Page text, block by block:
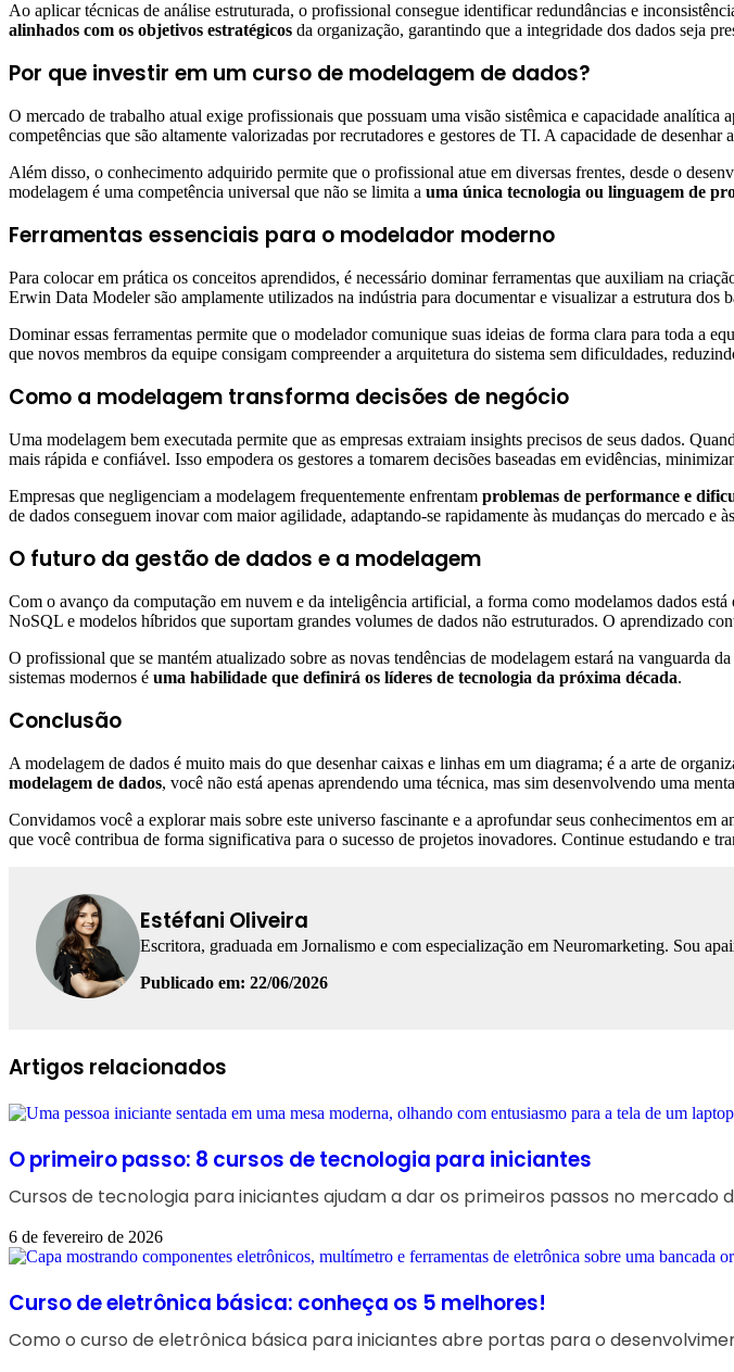
Ao aplicar técnicas de análise estruturada, o profissional consegue identificar redundâncias e
alinhados com os objetivos estratégicos da organização, garantindo que a integridade dos dados seja
Por que investir em um curso de modelagem de dados?
O mercado de trabalho atual exige profissionais que possuam uma visão sistêmica e capacidade analítica
competências que são altamente valorizadas por recrutadores e gestores de TI. A capacidade de
Além disso, o conhecimento adquirido permite que o profissional atue em diversas frentes, desde o
modelagem é uma competência universal que não se limita a uma única tecnologia ou linguagem de
Ferramentas essenciais para o modelador moderno
Para colocar em prática os conceitos aprendidos, é necessário dominar ferramentas que auxiliam na
Erwin Data Modeler são amplamente utilizados na indústria para documentar e visualizar a estrutura dos
Dominar essas ferramentas permite que o modelador comunique suas ideias de forma clara para toda a
que novos membros da equipe consigam compreender a arquitetura do sistema sem dificuldades,
Como a modelagem transforma decisões de negócio
Uma modelagem bem executada permite que as empresas extraiam insights precisos de seus dados.
mais rápida e confiável. Isso empodera os gestores a tomarem decisões baseadas em evidências,
Empresas que negligenciam a modelagem frequentemente enfrentam problemas de performance e
de dados conseguem inovar com maior agilidade, adaptando-se rapidamente às mudanças do mercado e
O futuro da gestão de dados e a modelagem
Com o avanço da computação em nuvem e da inteligência artificial, a forma como modelamos dados
NoSQL e modelos híbridos que suportam grandes volumes de dados não estruturados. O aprendizado
O profissional que se mantém atualizado sobre as novas tendências de modelagem estará na vanguarda
sistemas modernos é uma habilidade que definirá os líderes de tecnologia da próxima década.
Conclusão
A modelagem de dados é muito mais do que desenhar caixas e linhas em um diagrama; é a arte de
modelagem de dados, você não está apenas aprendendo uma técnica, mas sim desenvolvendo uma
Convidamos você a explorar mais sobre este universo fascinante e a aprofundar seus conhecimentos em
que você contribua de forma significativa para o sucesso de projetos inovadores. Continue estudando e
Estéfani Oliveira
Escritora, graduada em Jornalismo e com especialização em Neuromarketing. Sou
Publicado em: 22/06/2026
Facebook
Linkedin
WhatsApp
Telegram
Artigos relacionados
O primeiro passo: 8 cursos de tecnologia para iniciantes
Cursos de tecnologia para iniciantes ajudam a dar os primeiros passos no mercado
6 de fevereiro de 2026
Curso de eletrônica básica: conheça os 5 melhores!
Como o curso de eletrônica básica para iniciantes abre portas para o